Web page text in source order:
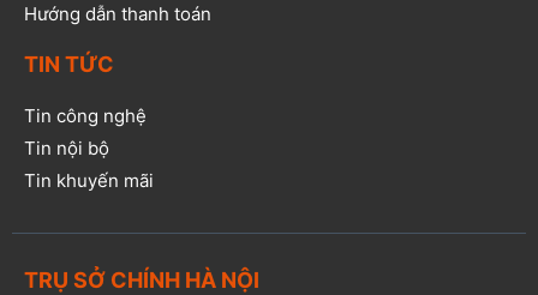
Hướng dẫn thanh toán
TIN TỨC
Tin công nghệ
Tin nội bộ
Tin khuyến mãi
TRỤ SỞ CHÍNH HÀ NỘI